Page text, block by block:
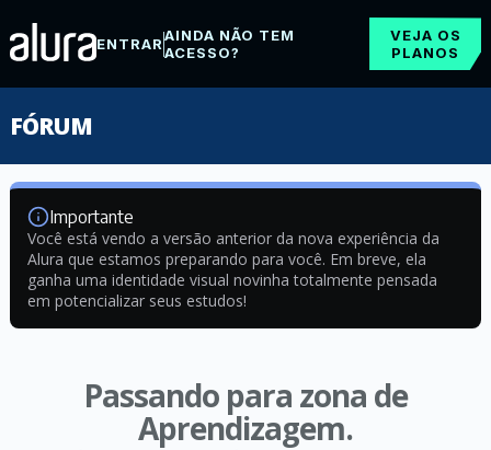
ENTRARAINDA NÃO TEM
ACESSO?
VEJA OS
PLANOS
FÓRUM
Importante
Você está vendo a versão anterior da nova experiência da
Alura que estamos preparando para você. Em breve, ela
ganha uma identidade visual novinha totalmente pensada
em potencializar seus estudos!
Passando para zona de
Aprendizagem.